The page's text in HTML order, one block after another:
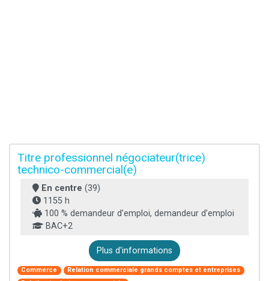
Titre professionnel négociateur(trice)
technico-commercial(e)
En centre (39)
1155 h
100 % demandeur d’emploi, demandeur d’emploi
BAC+2
Plus d'informations
Commerce
Relation commerciale grands comptes et entreprises